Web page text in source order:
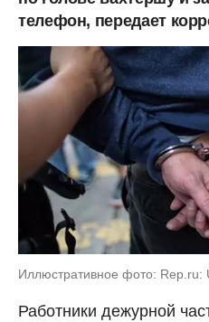
телефон, передает
Иллюстративное фото: Rep.ru:
Работники дежурной